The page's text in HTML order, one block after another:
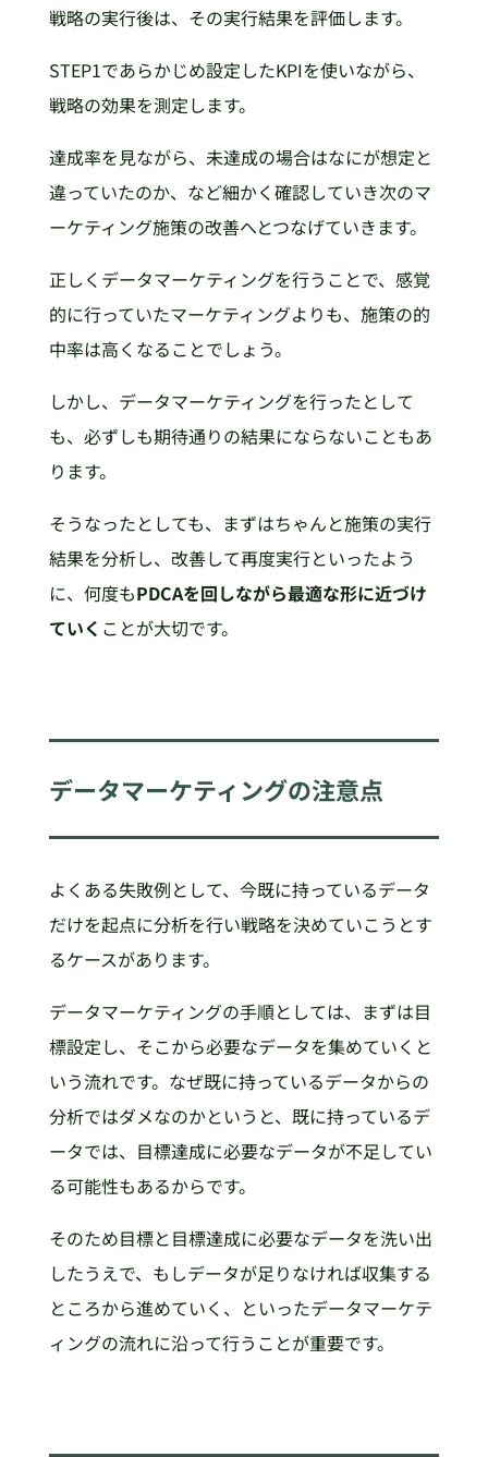
戦略の実行後は、その実行結果を評価します。
STEP1であらかじめ設定したKPIを使いながら、
戦略の効果を測定します。
達成率を見ながら、未達成の場合はなにが想定と
違っていたのか、など細かく確認していき次のマ
ーケティング施策の改善へとつなげていきます。
正しくデータマーケティングを行うことで、感覚
的に行っていたマーケティングよりも、施策の的
中率は高くなることでしょう。
しかし、データマーケティングを行ったとして
も、必ずしも期待通りの結果にならないこともあ
ります。
そうなったとしても、まずはちゃんと施策の実行
結果を分析し、改善して再度実行といったよう
に、何度もPDCAを回しながら最適な形に近づけ
ていく ことが大切です。
データマーケティングの注意点
よくある失敗例として、今既に持っているデータ
だけを起点に分析を行い戦略を決めていこうとす
るケースがあります。
データマーケティングの手順としては、まずは目
標設定し、そこから必要なデータを集めていくと
いう流れです。なぜ既に持っているデータからの
分析ではダメなのかというと、既に持っているデ
ータでは、目標達成に必要なデータが不足してい
る可能性もあるからです。
そのため目標と目標達成に必要なデータを洗い出
したうえで、もしデータが足りなければ収集する
ところから進めていく、といったデータマーケテ
ィングの流れに沿って行うことが重要です。